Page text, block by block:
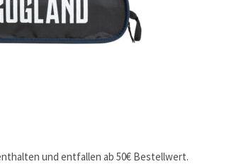
und entfallen ab 50€ Bestellwert.